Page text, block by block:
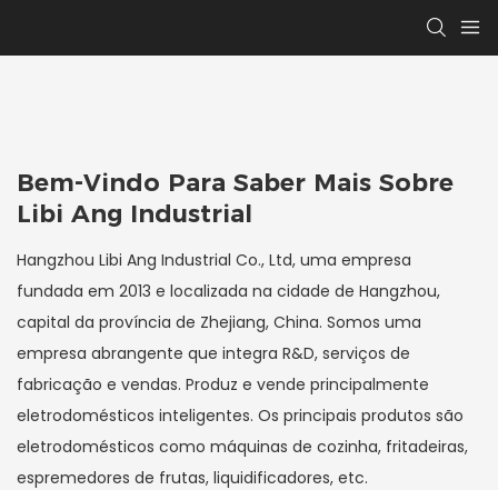
Bem-Vindo Para Saber Mais Sobre
Libi Ang Industrial
Hangzhou Libi Ang Industrial Co., Ltd, uma empresa
fundada em 2013 e localizada na cidade de Hangzhou,
capital da província de Zhejiang, China. Somos uma
empresa abrangente que integra R&D, serviços de
fabricação e vendas. Produz e vende principalmente
eletrodomésticos inteligentes. Os principais produtos são
eletrodomésticos como máquinas de cozinha, fritadeiras,
espremedores de frutas, liquidificadores, etc.